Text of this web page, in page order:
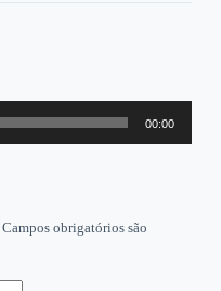
00:00
Campos obrigatórios são